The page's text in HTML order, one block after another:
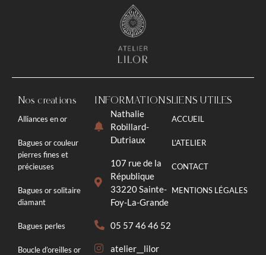
Nos créations
Alliances en or
Bagues or couleur
pierres fines et
précieuses
Bagues or solitaire
diamant
Bagues perles
Boucle d’oreilles or
INFORMATIONS
Nathalie
Robillard-
Dutriaux
107 rue de la
République
33220 Sainte-
Foy-La-Grande
05 57 46 46 52
atelier__lilor
LIENS UTILES
ACCUEIL
L’ATELIER
CONTACT
MENTIONS LÉGALES